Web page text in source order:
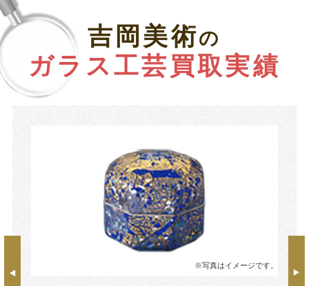
吉岡美術の
ガラス工芸買取実績
※写真はイメージです。